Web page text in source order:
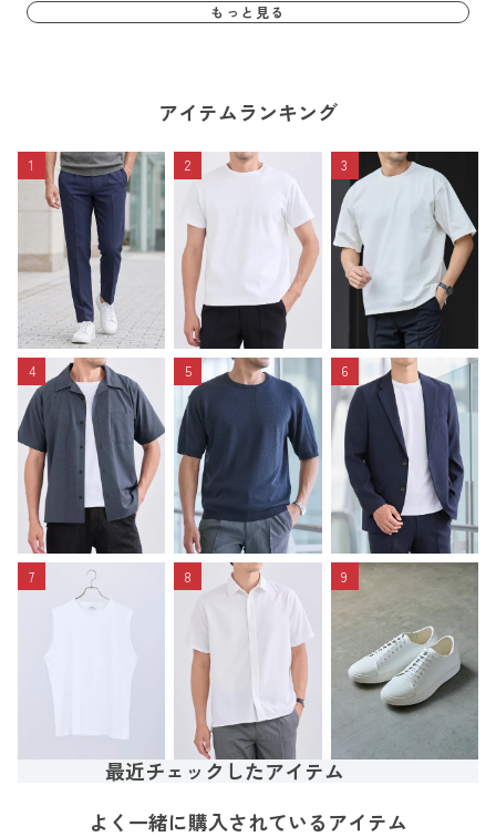
もっと見る
アイテムランキング
1 2 3
4 5 6
7 8 9
最近チェックしたアイテム
よく一緒に購入されているアイテム